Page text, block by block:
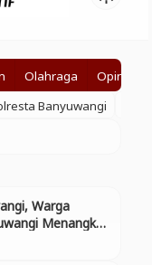
Olahraga Opini
Banyuwangi
Warga
Menangkan